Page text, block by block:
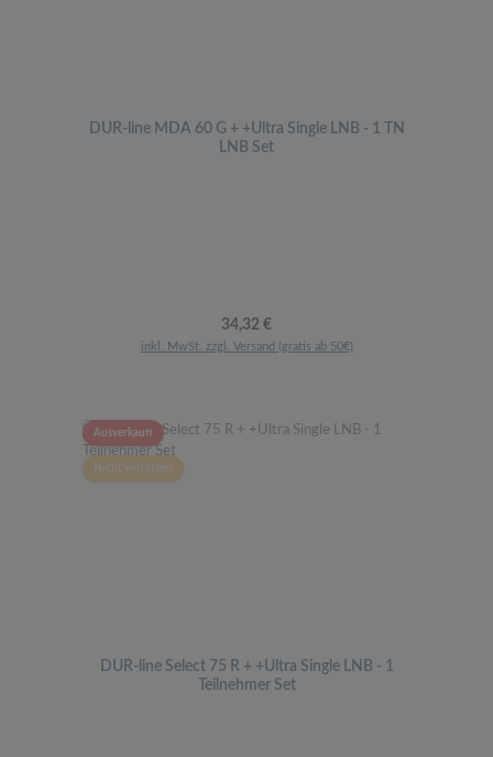
DUR-line MDA 60 G + +Ultra Single LNB - 1 TN
LNB Set
Regulärer Preis:
34,32 €
inkl. MwSt. zzgl. Versand (gratis ab 50€)
Ausverkauft
Nicht vorrätiges
DUR-line Select 75 R + +Ultra Single LNB - 1
Teilnehmer Set